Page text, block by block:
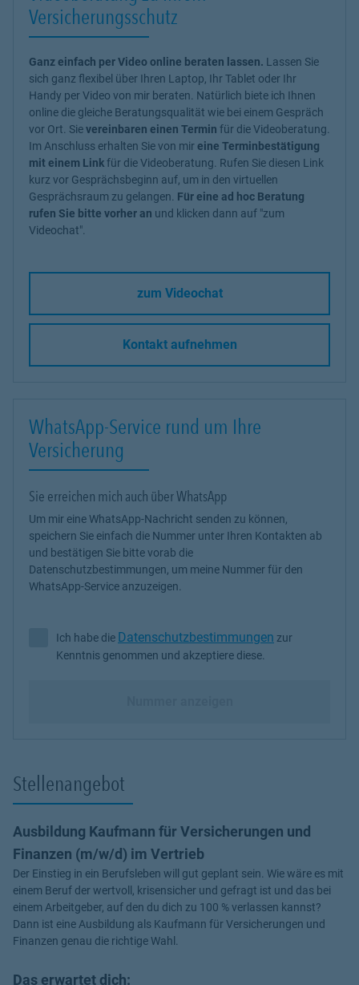
Versicherungsschutz
Ganz einfach per Video online beraten lassen. Lassen Sie
sich ganz flexibel über Ihren Laptop, Ihr Tablet oder Ihr
Handy per Video von mir beraten. Natürlich biete ich Ihnen
online die gleiche Beratungsqualität wie bei einem Gespräch
vor Ort. Sievereinbaren einen Termin für die Videoberatung.
Im Anschluss erhalten Sie von mireine Terminbestätigung
mit einem Linkfür die Videoberatung. Rufen Sie diesen Link
kurz vor Gesprächsbeginn auf, um in den virtuellen
Gesprächsraum zu gelangen. Für eine ad hoc Beratung
rufen Sie bitte vorher an und klicken dann auf "zum
Videochat".
zum Videochat
Kontakt aufnehmen
WhatsApp-Service rund um Ihre
Versicherung
Sie erreichen mich auch über WhatsApp
Um mir eine WhatsApp-Nachricht senden zu können,
speichern Sie einfach die Nummer unter Ihren Kontakten ab
und bestätigen Sie bitte vorab die
Datenschutzbestimmungen, um meine Nummer für den
WhatsApp-Service anzuzeigen.
Ich habe die Datenschutzbestimmungen zur Kenntnis
Ich habe die Datenschutzbestimmungen zur
Kenntnis genommen und akzeptiere diese.
Stellenangebot
Ausbildung Kaufmann für Versicherungen und
Finanzen (m/w/d) im Vertrieb
Der Einstieg in ein Berufsleben will gut geplant sein. Wie wäre es mit
einem Beruf der wertvoll, krisensicher und gefragt ist und das bei
einem Arbeitgeber, auf den du dich zu 100 % verlassen kannst?
Dann ist eine Ausbildung als Kaufmann für Versicherungen und
Finanzen genau die richtige Wahl.
Das erwartet dich: